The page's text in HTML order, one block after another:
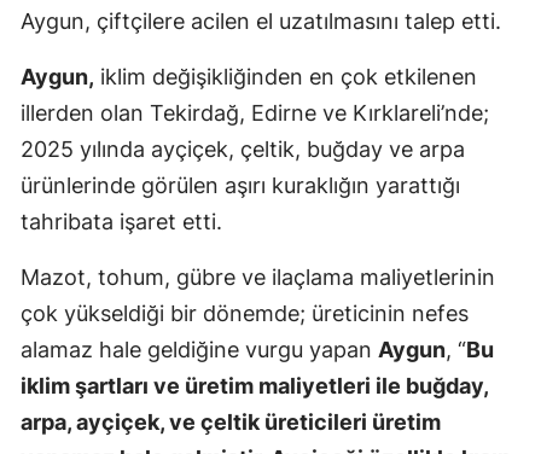
Aygun, çiftçilere acilen el uzatılmasını talep etti.
Aygun, iklim değişikliğinden en çok etkilenen
illerden olan Tekirdağ, Edirne ve Kırklareli’nde;
2025 yılında ayçiçek, çeltik, buğday ve arpa
ürünlerinde görülen aşırı kuraklığın yarattığı
tahribata işaret etti.
Mazot, tohum, gübre ve ilaçlama maliyetlerinin
çok yükseldiği bir dönemde; üreticinin nefes
alamaz hale geldiğine vurgu yapan Aygun, “Bu
iklim şartları ve üretim maliyetleri ile buğday,
arpa, ayçiçek, ve çeltik üreticileri üretim